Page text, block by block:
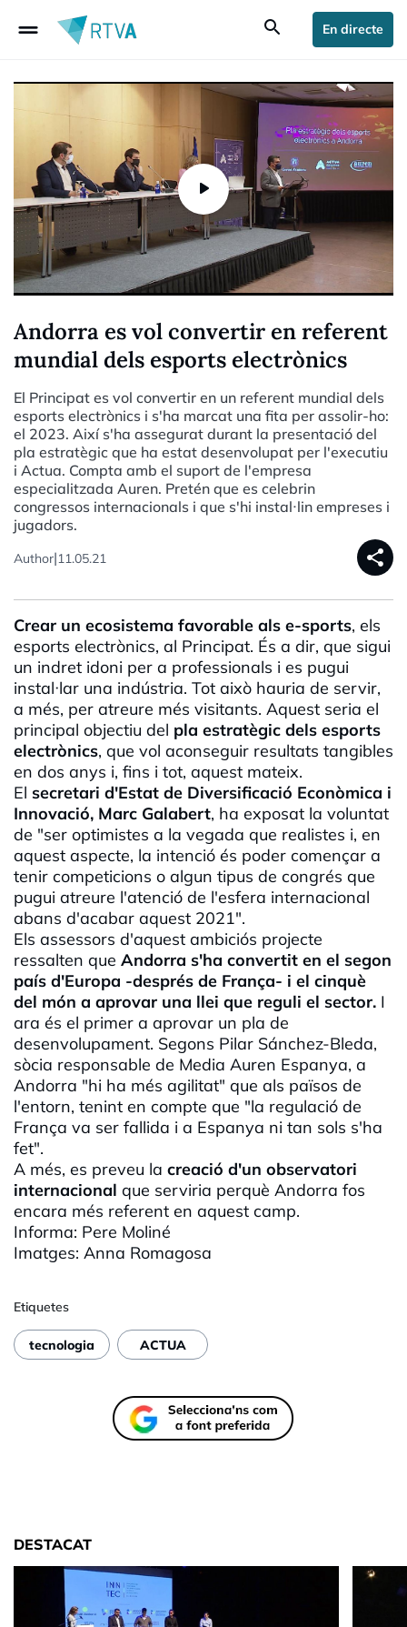
drag_handle search En directe
Andorra es vol convertir en referent
mundial dels esports electrònics
El Principat es vol convertir en un referent mundial dels
esports electrònics i s'ha marcat una fita per assolir-ho:
el 2023. Així s'ha assegurat durant la presentació del
pla estratègic que ha estat desenvolupat per l'executiu
i Actua. Compta amb el suport de l'empresa
especialitzada Auren. Pretén que es celebrin
congressos internacionals i que s'hi instal·lin empreses i
jugadors.
Author|11.05.21 share
Crear un ecosistema favorable als e-sports, els
esports electrònics, al Principat. És a dir, que sigui
un indret idoni per a professionals i es pugui
instal·lar una indústria. Tot això hauria de servir,
a més, per atreure més visitants. Aquest seria el
principal objectiu del pla estratègic dels esports
electrònics, que vol aconseguir resultats tangibles
en dos anys i, fins i tot, aquest mateix.
El secretari d'Estat de Diversificació Econòmica i
Innovació, Marc Galabert, ha exposat la voluntat
de "ser optimistes a la vegada que realistes i, en
aquest aspecte, la intenció és poder començar a
tenir competicions o algun tipus de congrés que
pugui atreure l'atenció de l'esfera internacional
abans d'acabar aquest 2021".
Els assessors d'aquest ambiciós projecte
ressalten que Andorra s'ha convertit en el segon
país d'Europa -després de França- i el cinquè
del món a aprovar una llei que reguli el sector. I
ara és el primer a aprovar un pla de
desenvolupament. Segons Pilar Sánchez-Bleda,
sòcia responsable de Media Auren Espanya, a
Andorra "hi ha més agilitat" que als països de
l'entorn, tenint en compte que "la regulació de
França va ser fallida i a Espanya ni tan sols s'ha
fet".
A més, es preveu la creació d'un observatori
internacional que serviria perquè Andorra fos
encara més referent en aquest camp.
Informa: Pere Moliné
Imatges: Anna Romagosa
Etiquetes
tecnologia ACTUA
DESTACAT